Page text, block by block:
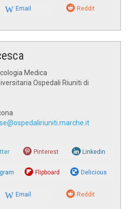
Email Reddit
Medica
Ospedali Riuniti di
Pinterest Linkedin
Flipboard Delicious
Email Reddit